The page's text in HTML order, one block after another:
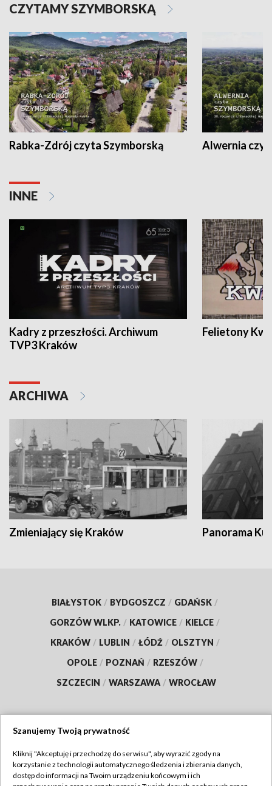
CZYTAMY SZYMBORSKĄ
Rabka-Zdrój czyta Szymborską Alwernia
INNE
Kadry z przeszłości. Archiwum
TVP3 Kraków
Felietony
ARCHIWA
Zmieniający się Kraków Panorama
BIAŁYSTOK / BYDGOSZCZ / GDAŃSK /
GORZÓW WLKP. / KATOWICE / KIELCE /
KRAKÓW / LUBLIN / ŁÓDŹ / OLSZTYN /
OPOLE / POZNAŃ / RZESZÓW /
SZCZECIN / WARSZAWA / WROCŁAW
TVP
Szanujemy Twoją prywatność
Kliknij "Akceptuję i przechodzę do serwisu", aby wyrazić zgody na
korzystanie z technologii automatycznego śledzenia i zbierania danych,
dostęp do informacji na Twoim urządzeniu końcowym i ich